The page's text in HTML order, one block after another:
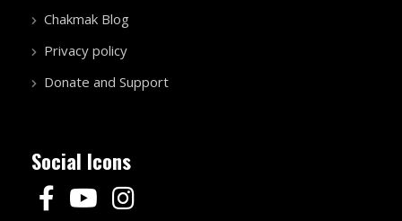
Chakmak Blog
Privacy policy
Donate and Support
Social Icons